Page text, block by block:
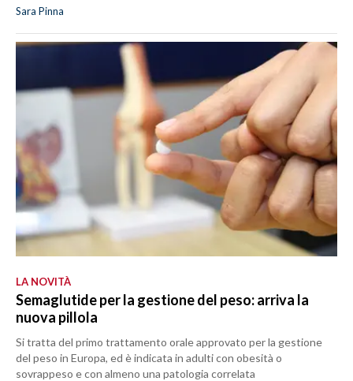
Sara Pinna
LA NOVITÀ
Semaglutide per la gestione del peso: arriva la
nuova pillola
Si tratta del primo trattamento orale approvato per la gestione
del peso in Europa, ed è indicata in adulti con obesità o
sovrappeso e con almeno una patologia correlata